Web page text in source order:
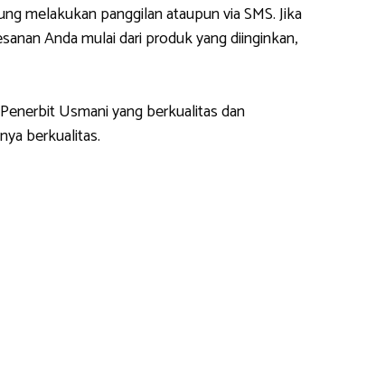
melakukan panggilan ataupun via SMS. Jika
Anda mulai dari produk yang diinginkan,
Usmani yang berkualitas dan
berkualitas.